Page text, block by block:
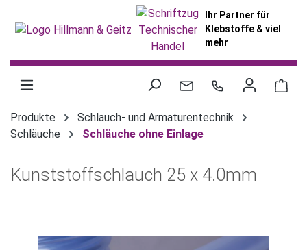
Ihr Partner für
Klebstoffe & viel
mehr
Produkte
Schlauch- und Armaturentechnik
Schläuche
Schläuche ohne Einlage
Kunststoffschlauch 25 x 4.0mm
Bildergalerie überspringen